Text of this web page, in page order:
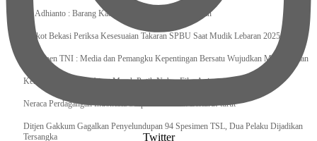
Tri Adhianto : Barang Kadaluarsa Segera di Kembalikan
Walkot Bekasi Periksa Kesesuaian Takaran SPBU Saat Mudik Lebaran 2025
Kapuspen TNI : Media dan Pemangku Kepentingan Bersatu Wujudkan Mudik Aman
Kemenekraf Ajak Kabinet Merah Putih Nobar Film Animasi Jumbo
Neraca Perdagangan Indonesia Surplus 58 Bulan Berturut-turut
Ditjen Gakkum Gagalkan Penyelundupan 94 Spesimen TSL, Dua Pelaku Dijadikan
Tersangka
Twitter